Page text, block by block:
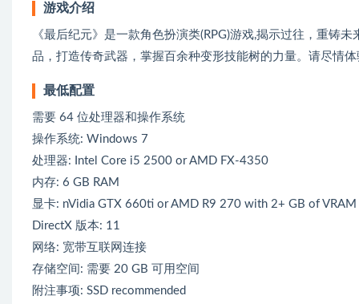
游戏介绍
《最后纪元》是一款角色扮演类(RPG)游戏,揭示过往，重铸
品，打造传奇武器，掌握百余种变形技能树的力量。请尽情
最低配置
需要 64 位处理器和操作系统
操作系统: Windows 7
处理器: Intel Core i5 2500 or AMD FX-4350
内存: 6 GB RAM
显卡: nVidia GTX 660ti or AMD R9 270 with 2+ GB of VRAM
DirectX 版本: 11
网络: 宽带互联网连接
存储空间: 需要 20 GB 可用空间
附注事项: SSD recommended